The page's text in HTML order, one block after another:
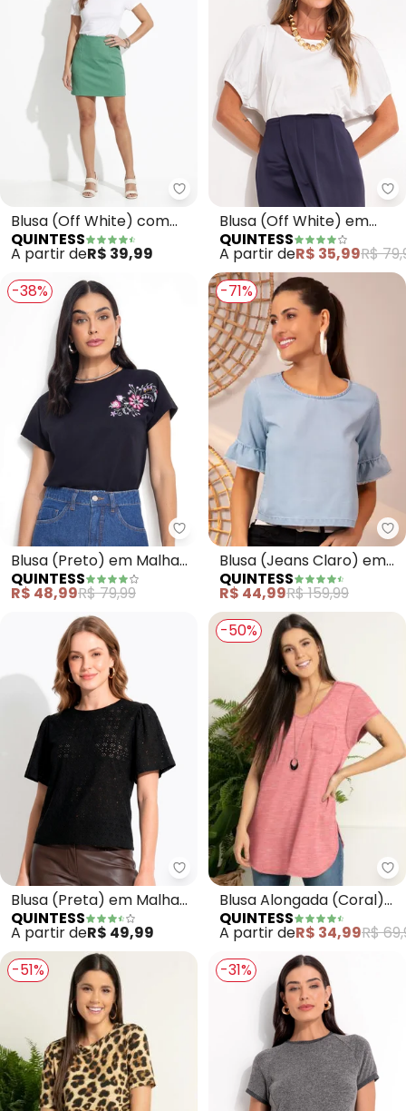
Quintess - Blusa (Off White)
Blusa (Off White) com
Decote Canoa
QUINTESS
A partir deR$ 39,99
Blusa (Off White) em
Malha de Algodão
Penteado
QUINTESS
A partir deR$ 35,99R$
-38%
Quintess - Blusa (Preto) em
Blusa (Preto) em Malha
de Algodão
QUINTESS
R$ 48,99R$ 79,99
-71%
Blusa (Jeans Claro) em
Jeans Leve
QUINTESS
R$ 44,99R$ 159,99
Quintess - Blusa (Preta) em
Blusa (Preta) em Malha
Laise
QUINTESS
A partir deR$ 49,99
-50%
Blusa Alongada (Coral)
com Decote V
QUINTESS
A partir deR$ 34,99R$
-51%
-31%